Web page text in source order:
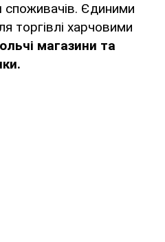
споживачів. Єдиними
торгівлі харчовими
магазини та